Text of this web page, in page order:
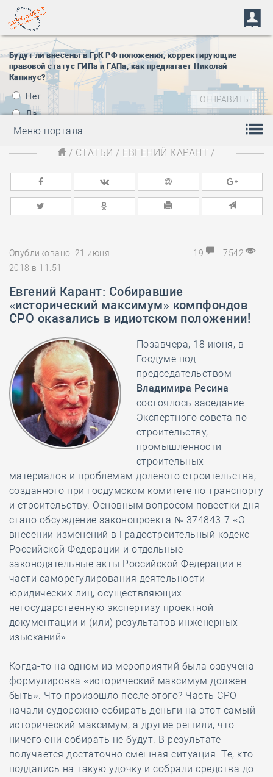
Будут ли внесены в ГрК РФ положения, корректирующие
правовой статус ГИПа и ГАПа, как предлагает Николай
Капинус?
Нет
Да
Меню портала
/ СТАТЬИ / ЕВГЕНИЙ КАРАНТ /
Опубликовано: 21 июня
2018 в 11:51
19 7542
Евгений Карант: Собиравшие
«исторический максимум» компфондов
СРО оказались в идиотском положении!
Позавчера, 18 июня, в
Госдуме под
председательством
Владимира Ресина
состоялось заседание
Экспертного совета по
строительству,
промышленности
строительных
материалов и проблемам долевого строительства,
созданного при госдумском комитете по транспорту
и строительству. Основным вопросом повестки дня
стало обсуждение законопроекта № 374843-7 «О
внесении изменений в Градостроительный кодекс
Российской Федерации и отдельные
законодательные акты Российской Федерации в
части саморегулирования деятельности
юридических лиц, осуществляющих
негосударственную экспертизу проектной
документации и (или) результатов инженерных
изысканий».
Когда-то на одном из мероприятий была озвучена
формулировка «исторический максимум должен
быть». Что произошло после этого? Часть СРО
начали судорожно собирать деньги на этот самый
исторический максимум, а другие решили, что
ничего они собирать не будут. В результате
получается достаточно смешная ситуация. Те, кто
поддались на такую удочку и собрали средства до